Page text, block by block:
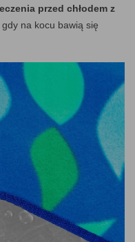
przed chłodem z
na kocu bawią się